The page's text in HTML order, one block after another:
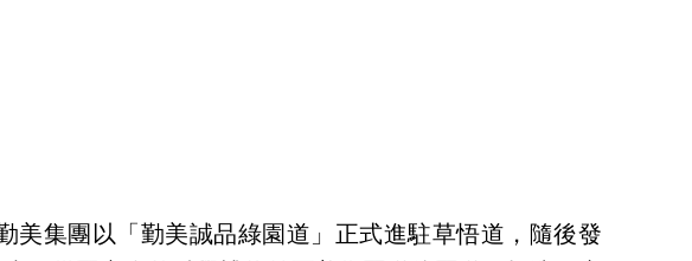
美集團以「勤美誠品綠園道」正式進駐草悟道，隨後發